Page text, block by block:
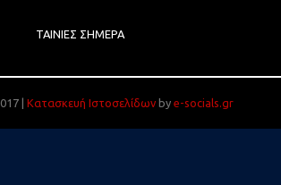
ΤΑΙΝΊΕΣ ΣΉΜΕΡΑ
|Κατασκευή Ιστοσελίδων bye-socials.gr